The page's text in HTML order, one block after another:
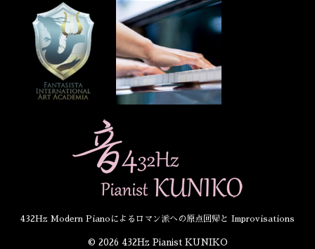
432Hz Modern Pianoによるロマン派への原点回帰と Improvisations
© 2026 432Hz Pianist KUNIKO